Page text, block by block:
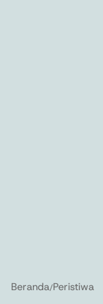
Beranda/Peristiwa